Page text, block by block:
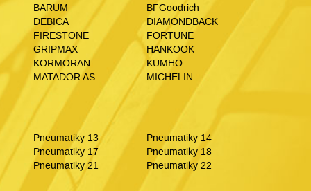
BARUM
BFGoodrich
DEBICA
DIAMONDBACK
FIRESTONE
FORTUNE
GRIPMAX
HANKOOK
KORMORAN
KUMHO
MATADOR AS MICHELIN
Pneumatiky 13
Pneumatiky 14
Pneumatiky 17
Pneumatiky 18
Pneumatiky 21
Pneumatiky 22